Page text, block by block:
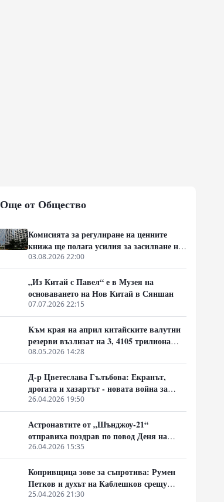
Още от Общество
Комисията за регулиране на ценните
книжа ще полага усилия за засилване на
международното влияние на китайските
индекси и активи
03.08.2026 22:00
„Из Китай с Павел“ е в Музея на
основаването на Нов Китай в Сяншан
07.07.2026 22:15
Kъм края на април китайските валутни
резерви възлизат на 3, 4105 трилиона
щатски долара
08.05.2026 14:28
Д-р Цветеслава Гълъбова: Екранът,
дрогата и хазартът - новата война за
мозъка на децата
26.04.2026 19:50
Астронавтите от „Шънджоу-21“
отправиха поздрав по повод Деня на
Космоса
26.04.2026 15:35
Копривщица зове за съпротива: Румен
Петков и духът на Каблешков срещу
модерното еничарство
25.04.2026 21:30